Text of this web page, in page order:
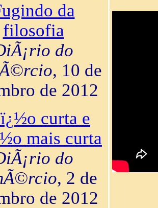
da
filosofia
do
, 10 de
de 2012
curta e
mais curta
do
, 2 de
de 2012